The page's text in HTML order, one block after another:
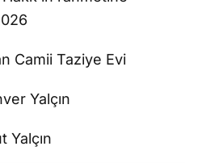
Camii Taziye Evi
Yalçın
Yalçın